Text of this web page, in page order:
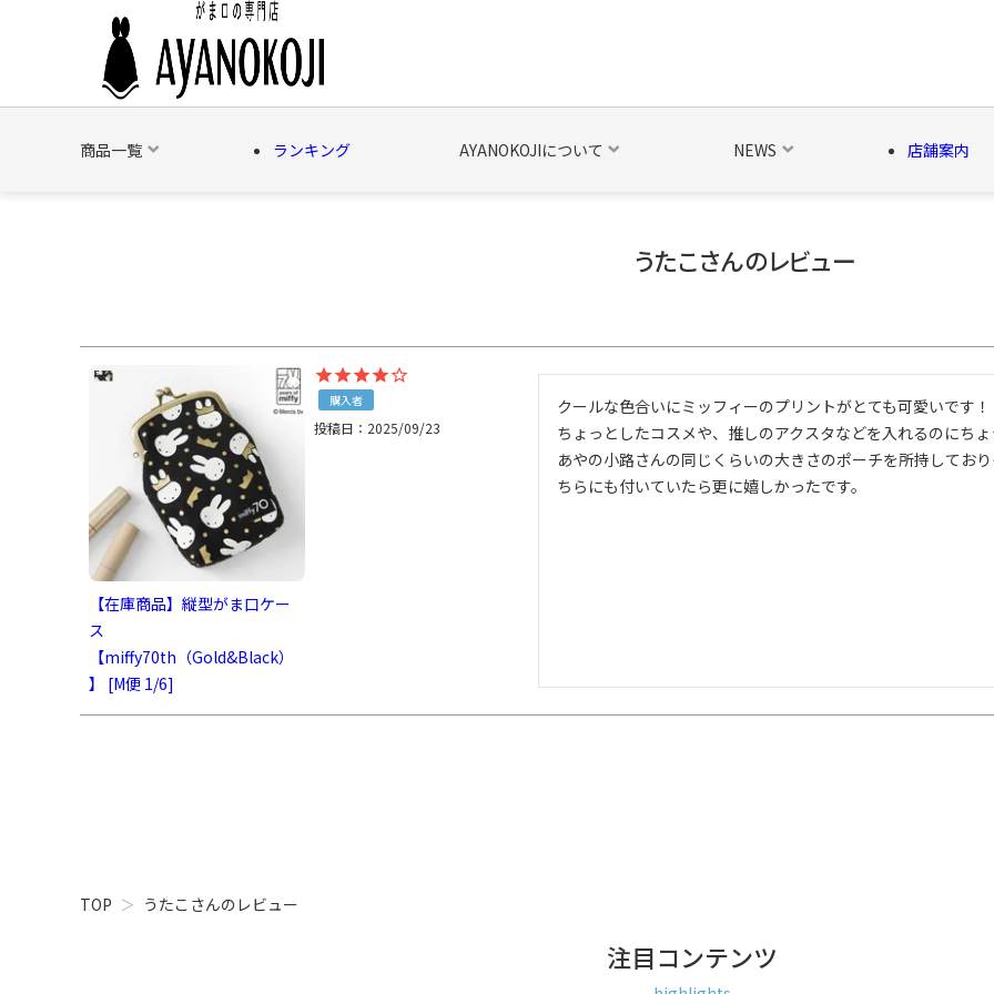
商品一覧 ランキング AYANOKOJIについて NEWS 店舗案内
ベルト・関連商品 新商品 シーズン品
うたこさんのレビュー
【在庫商品】縦型がま口ケー
ス
【miffy70th（Gold&Black）
】 [M便 1/6]
購入者
投稿日 2025/09/23
クールな色合いにミッフィーのプリントがとても可愛いです！
ちょっとしたコスメや、推しのアクスタなどを入れるのにちょ
あやの小路さんの同じくらいの大きさのポーチを所持してお
ちらにも付いていたら更に嬉しかったです。
TOP うたこさんのレビュー
注目コンテンツ